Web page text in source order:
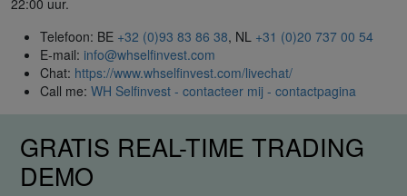
Telefoon: BE +32 (0)93 83 86 38, NL +31 (0)20 737 00 54
E-mail: info@whselfinvest.com
Chat: https://www.whselfinvest.com/livechat/
Call me: WH Selfinvest - contacteer mij - contactpagina
GRATIS REAL-TIME TRADING
DEMO